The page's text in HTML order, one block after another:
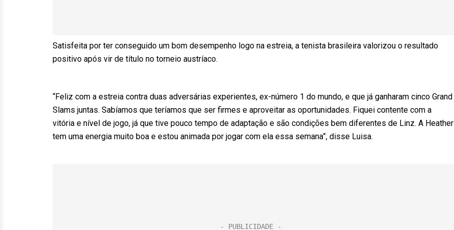
Satisfeita por ter conseguido um bom desempenho logo na estreia, a tenista brasileira valorizou o resultado
positivo após vir de título no torneio austríaco.
“Feliz com a estreia contra duas adversárias experientes, ex-número 1 do mundo, e que já ganharam cinco Grand
Slams juntas. Sabíamos que teríamos que ser firmes e aproveitar as oportunidades. Fiquei contente com a
vitória e nível de jogo, já que tive pouco tempo de adaptação e são condições bem diferentes de Linz. A Heather
tem uma energia muito boa e estou animada por jogar com ela essa semana”, disse Luisa.